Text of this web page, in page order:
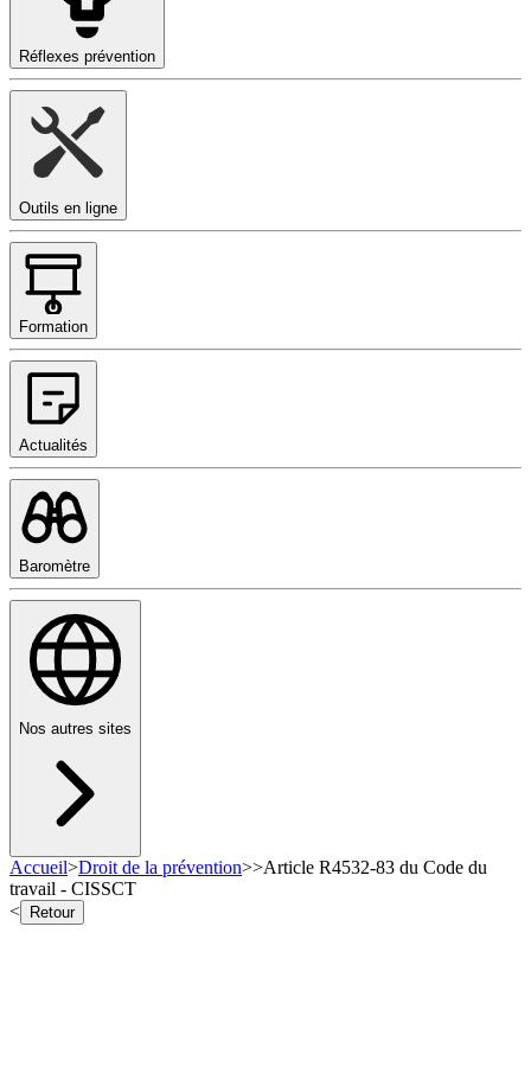
Réflexes prévention
Outils en ligne
Formation
Actualités
Baromètre
Nos autres sites
Accueil>Droit de la prévention>>Article R4532-83 du Code du
travail - CISSCT
<
Retour